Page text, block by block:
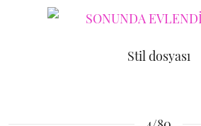
Stil dosyası